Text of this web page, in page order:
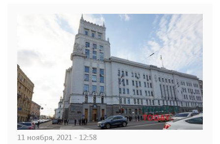
11 ноября, 2021 - 12:58